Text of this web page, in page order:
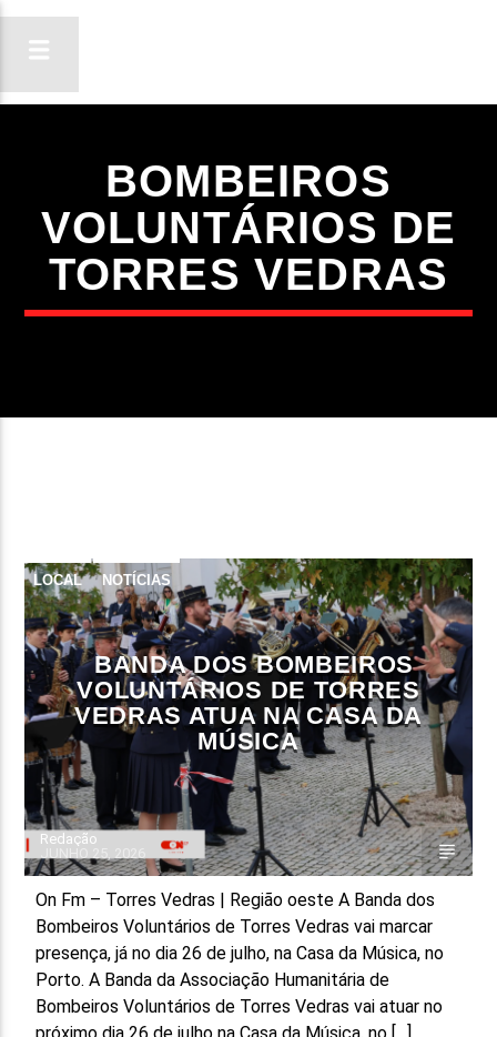
ON FM
LIGA-TE
TÍTULO
ARTISTA
ON FM
BOMBEIROS
VOLUNTÁRIOS DE
TORRES VEDRAS
LOCAL NOTÍCIAS
BANDA DOS BOMBEIROS
VOLUNTÁRIOS DE TORRES
VEDRAS ATUA NA CASA DA
MÚSICA
Redação
On Fm – Torres Vedras | Região oeste A Banda dos
Bombeiros Voluntários de Torres Vedras vai marcar
presença, já no dia 26 de julho, na Casa da Música, no
Porto. A Banda da Associação Humanitária de
Bombeiros Voluntários de Torres Vedras vai atuar no